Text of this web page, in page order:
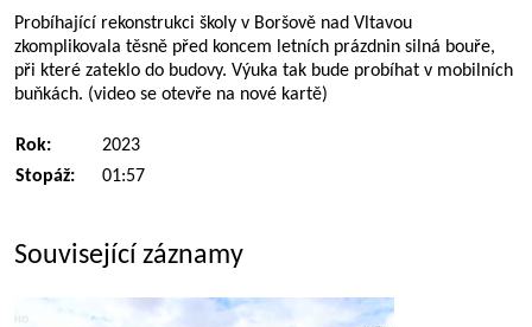
Probíhající rekonstrukci školy v Boršově nad Vltavou
zkomplikovala těsně před koncem letních prázdnin silná bouře,
při které zateklo do budovy. Výuka tak bude probíhat v mobilních
buňkách. (video se otevře na nové kartě)
Rok:
2023
Stopáž:
01:57
Související záznamy